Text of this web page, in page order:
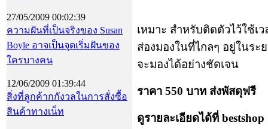
27/05/2009 00:02:39
ความฝันที่เป็นจริงของ Susan
Boyle อาจเป็นจุดเริ่มฝันของ
ใครบางคน
12/06/2009 01:39:44
สิ่งที่ลูกค้ากกังวลในการสั่งซื้อ
สินค้าทางเน็ท
เหมาะ สำหรับติดตัวไว้ใช้เ
ส่องมองในที่ไกลๆ อยู่ในระ
จะมองได้อย่างชัดเจน
ราคา 550 บาท ส่งพัสดุฟรี
ดูรายละเอียดได้ที่ bestshop